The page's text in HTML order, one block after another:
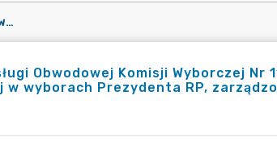
UMOWA NR 306/2025 DOT. OBSŁUGI OBWODOWEJ KOMISJI WYBORCZEJ NR 11 Z/S W PSP NR 4 Z KLASAMI SPORTOWYMI IM. I. SZEWIŃSKIEJ W WYBORACH PREZYDENTA RP, ZARZĄDZONYCH NA DZIEŃ 18.05.2025R.
Obwodowej Komisji Wyborczej Nr
wyborach Prezydenta RP,